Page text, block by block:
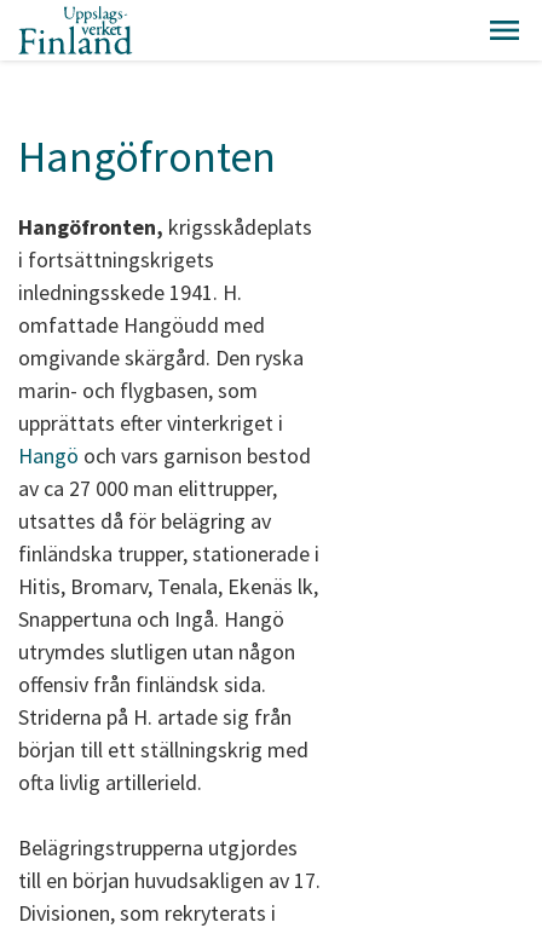
Hangöfronten
Hangöfronten, krigsskådeplats
i fortsättningskrigets
inledningsskede 1941. H.
omfattade Hangöudd med
omgivande skärgård. Den ryska
marin- och flygbasen, som
upprättats efter vinterkriget i
Hangö och vars garnison bestod
av ca 27 000 man elittrupper,
utsattes då för belägring av
finländska trupper, stationerade i
Hitis, Bromarv, Tenala, Ekenäs lk,
Snappertuna och Ingå. Hangö
utrymdes slutligen utan någon
offensiv från finländsk sida.
Striderna på H. artade sig från
början till ett ställningskrig med
ofta livlig artillerield.
Belägringstrupperna utgjordes
till en början huvudsakligen av 17.
Divisionen, som rekryterats i